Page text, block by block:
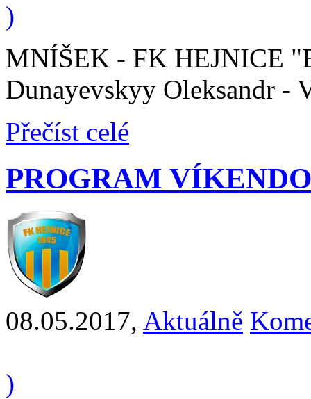
)
MNÍŠEK - FK HEJNICE
Dunayevskyy Oleksandr -
Přečíst celé
PROGRAM
08.05.2017, Aktuálně
)